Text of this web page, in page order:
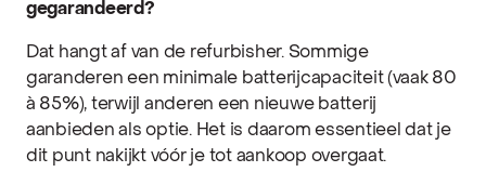
gegarandeerd?
Dat hangt af van de refurbisher. Sommige
garanderen een minimale batterijcapaciteit (vaak 80
à 85%), terwijl anderen een nieuwe batterij
aanbieden als optie. Het is daarom essentieel dat je
dit punt nakijkt vóór je tot aankoop overgaat.